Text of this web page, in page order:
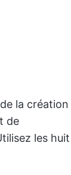
la création
de
les huit